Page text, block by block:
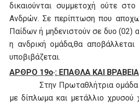
δικαιούνται συμμετοχή ούτε
Ανδρών. Σε περίπτωση που
Παίδων ή μηδενιστούν σε δυο (02)
η ανδρική ομάδα,θα
υποβιβάζεται.
ΑΡΘΡΟ 19ο : ΕΠΑΘΛΑ ΚΑΙ
Στην Πρωταθλήτρια ομάδα θα
με δίπλωμα και μετάλλιο